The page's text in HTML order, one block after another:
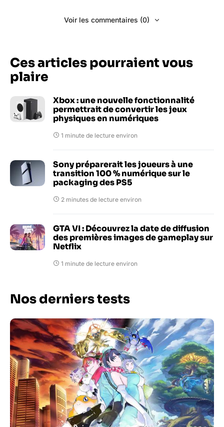
Voir les commentaires (0)
Ces articles pourraient vous
plaire
Xbox : une nouvelle fonctionnalité
permettrait de convertir les jeux
physiques en numériques
1 minute de lecture environ
Sony préparerait les joueurs à une
transition 100 % numérique sur le
packaging des PS5
2 minutes de lecture environ
GTA VI : Découvrez la date de diffusion
des premières images de gameplay sur
Netflix
1 minute de lecture environ
Nos derniers tests